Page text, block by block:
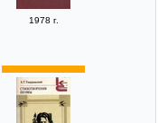
1978 г.